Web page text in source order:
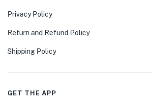
Privacy Policy
Return and Refund Policy
Shipping Policy
GET THE APP